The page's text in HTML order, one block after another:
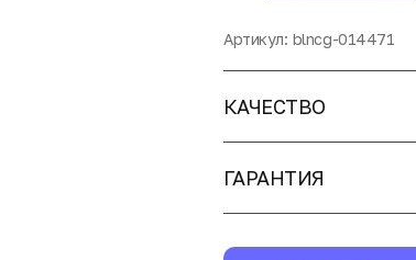
Артикул: blncg-014471
КАЧЕСТВО
ГАРАНТИЯ